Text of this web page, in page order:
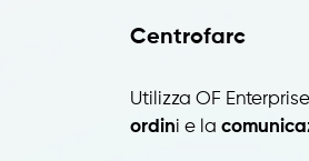
Centrofarc
Utilizza OF
ordini e la